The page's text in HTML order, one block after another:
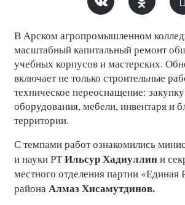
В Арском агропромышленном
масштабный капитальный ремонт
учебных корпусов и мастерских.
включает не только строительные
техническое переоснащение:
оборудования, мебели, инвентаря и
территории.
С темпами работ ознакомились
и науки РТИльсурХадиуллини
местного отделения партии «Единая
районаАлмаз Хисамутдинов.